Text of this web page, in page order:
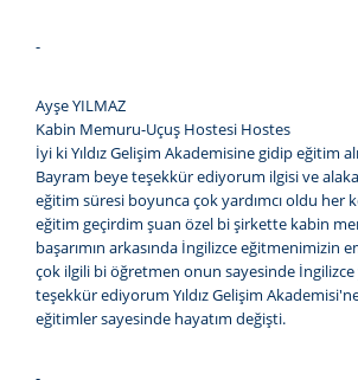
-
Ayşe YILMAZ
Kabin Memuru-Uçuş Hostesi Hostes
İyi ki Yıldız Gelişim Akademisine gidip eğitim
Bayram beye teşekkür ediyorum ilgisi ve
eğitim süresi boyunca çok yardımcı oldu her
eğitim geçirdim şuan özel bi şirkette kabin
başarımın arkasında İngilizce eğitmenimizin
çok ilgili bi öğretmen onun sayesinde
teşekkür ediyorum Yıldız Gelişim
eğitimler sayesinde hayatım değişti.